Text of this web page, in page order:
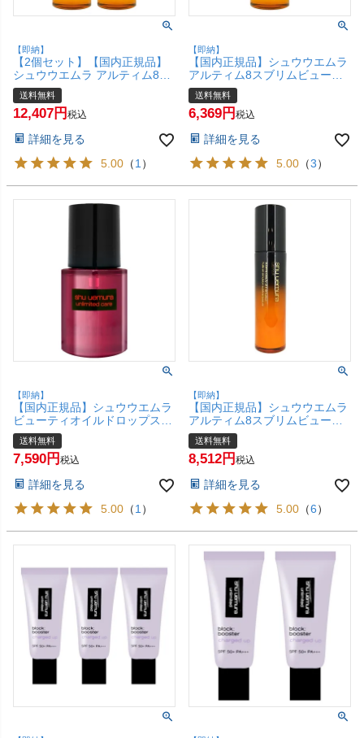
【即納】
【2個セット】【国内正規品】
シュウウエムラ アルティム8ス
ブリムビューティオイルインロ
ーション150ml× 2本【宅配便送
料無料】(6020195-set2)
送料無料
12,407 税込
詳細を見る
5.00 （1）
【即納】
【国内正規品】シュウウエムラ
アルティム8スブリムビューテ
ィオイルインローション150ml
shu uemura【宅配便送料無
料】
送料無料
6,369 税込
詳細を見る
5.00 （3）
【即納】
【国内正規品】シュウウエムラ
ビューティオイルドロップス
30ml【メイクアップベース 美
容液】【宅配便送料無料】
(6058302)
送料無料
7,590 税込
詳細を見る
5.00 （1）
【即納】
【国内正規品】シュウウエムラ
アルティム8スブリムビューテ
ィオイルインエマルジョン
75mlshu uemura【宅配便送料
無料】
送料無料
8,512 税込
詳細を見る
5.00 （6）